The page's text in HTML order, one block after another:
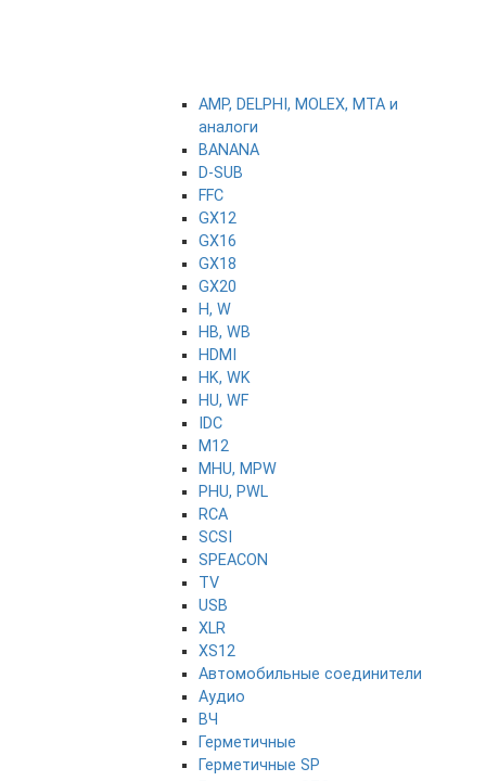
AMP, DELPHI, MOLEX, MTA и
аналоги
BANANA
D-SUB
FFC
GX12
GX16
GX18
GX20
H, W
HB, WB
HDMI
HK, WK
HU, WF
IDC
M12
MHU, MPW
PHU, PWL
RCA
SCSI
SPEACON
TV
USB
XLR
XS12
Автомобильные соединители
Аудио
ВЧ
Герметичные
Герметичные SP